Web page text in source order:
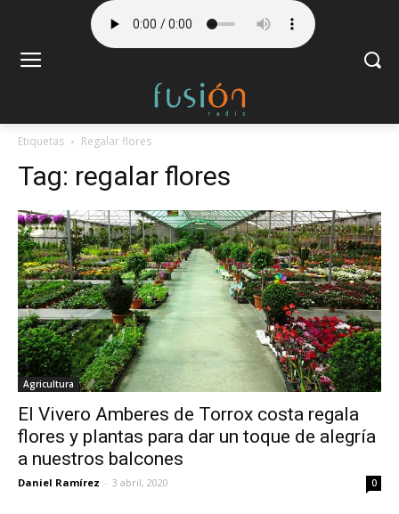
Etiquetas Regalar flores
Tag: regalar flores
Agricultura
El Vivero Amberes de Torrox costa regala
flores y plantas para dar un toque de alegría
a nuestros balcones
Daniel Ramírez - 3 abril, 2020 0